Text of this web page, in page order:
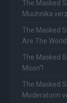
The Masked
Muuhnika
The Masked
Are The
The Masked
Moon“!
The Masked
Moderatorin